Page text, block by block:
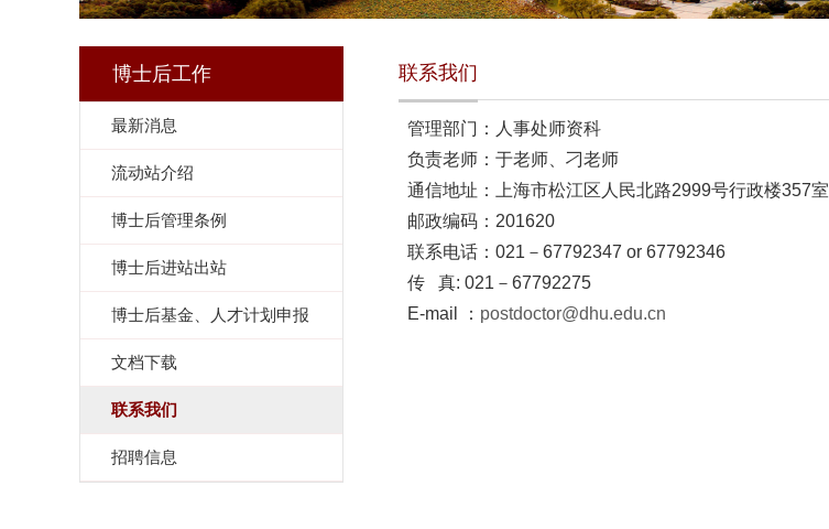
博士后工作
最新消息
流动站介绍
博士后管理条例
博士后进站出站
博士后基金、人才计划申报
文档下载
联系我们
招聘信息
联系我们
管理部门：人事处师资科
负责老师：于老师、刁老师
通信地址：上海市松江区人民北路2999号行政楼357室
邮政编码：201620
联系电话：021－67792347 or 67792346
传 真: 021－67792275
E-mail ： postdoctor@dhu.edu.cn